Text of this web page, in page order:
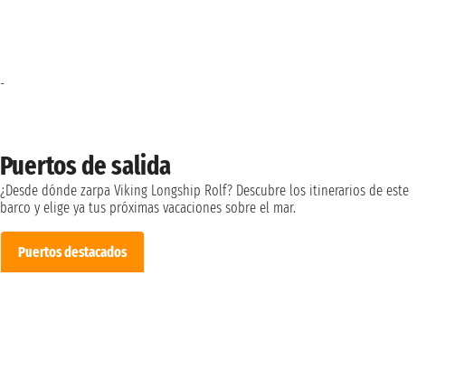
Puertos de salida
¿Desde dónde zarpa Viking Longship Rolf? Descubre los itinerarios de este
barco y elige ya tus próximas vacaciones sobre el mar.
Puertos destacados
-